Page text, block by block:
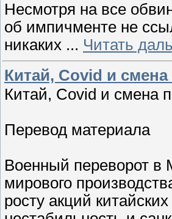
Несмотря на все
об импичменте не
никаких ... Читать
Китай, Covid и
Китай, Covid и смена
Перевод материала
Военный переворот в
мирового
росту акций